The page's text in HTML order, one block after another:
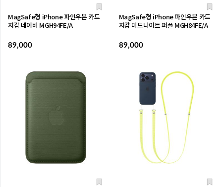
MagSafe형 iPhone 파인우븐 카드
지갑 네이비 MGH94FE/A
89,000
MagSafe형 iPhone 파인우븐 카드
지갑 미드나이트 퍼플 MGH84FE/A
89,000